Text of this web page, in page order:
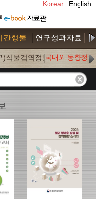
Korean English
간행물 연구성과자료
)식물검역정보(0)
국내외 동향정보